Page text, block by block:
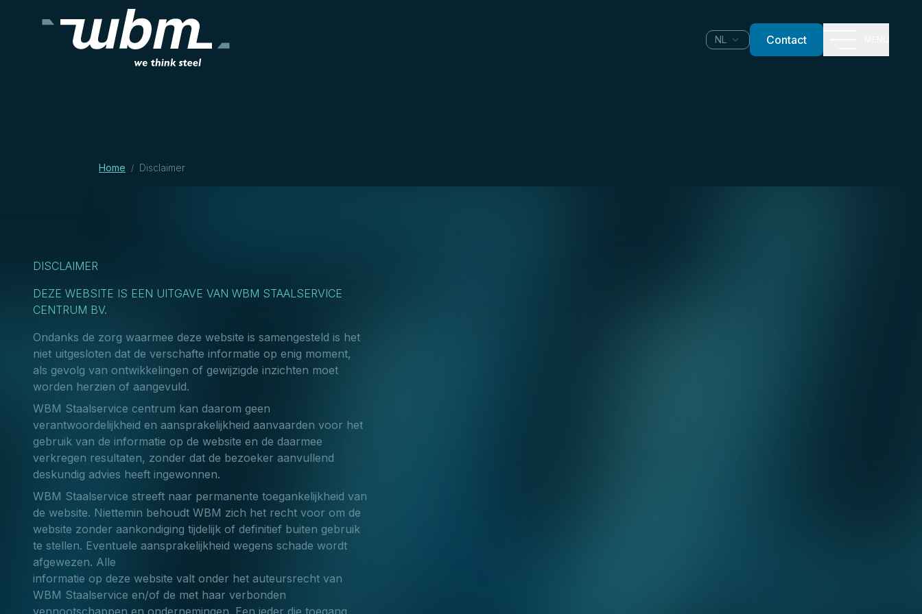
NL Contact
Home / Disclaimer
DISCLAIMER
DEZE WEBSITE IS EEN UITGAVE VAN WBM STAALSERVICE
CENTRUM BV.
Ondanks de zorg waarmee deze website is samengesteld is het
niet uitgesloten dat de verschafte informatie op enig moment,
als gevolg van ontwikkelingen of gewijzigde inzichten moet
worden herzien of aangevuld.
WBM Staalservice centrum kan daarom geen
verantwoordelijkheid en aansprakelijkheid aanvaarden voor het
gebruik van de informatie op de website en de daarmee
verkregen resultaten, zonder dat de bezoeker aanvullend
deskundig advies heeft ingewonnen.
WBM Staalservice streeft naar permanente toegankelijkheid van
de website. Niettemin behoudt WBM zich het recht voor om de
website zonder aankondiging tijdelijk of definitief buiten gebruik
te stellen. Eventuele aansprakelijkheid wegens schade wordt
afgewezen. Alle
informatie op deze website valt onder het auteursrecht van
WBM Staalservice en/of de met haar verbonden
vennootschappen en ondernemingen. Een ieder die toegang